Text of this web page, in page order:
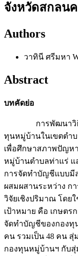
จังหวัดสกลน
Authors
วาทินี ศรีมหา
Abstract
บทคัดย่อ
การพัฒนาวิธีกา
ทุนหมู่บ้านในเขตตำ
เพื่อศึกษาสภาพปัญห
หมู่บ้านตำบลท่าแร่ แ
การจัดทำบัญชีแบบมี
ผสมผสานระหว่าง ก
วิจัยเชิงปริมาณ โดย
เป้าหมาย คือ เกษตร
จัดทำบัญชีของกองทุ
คน รวมเป็น 48 คน สุ่
กองทุนหมู่บ้านฯ กับ